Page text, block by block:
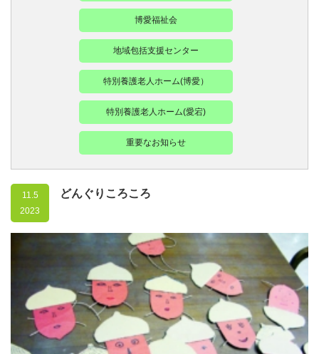
博愛福祉会
地域包括支援センター
特別養護老人ホーム(博愛）
特別養護老人ホーム(愛宕)
重要なお知らせ
11.5
2023
どんぐりころころ